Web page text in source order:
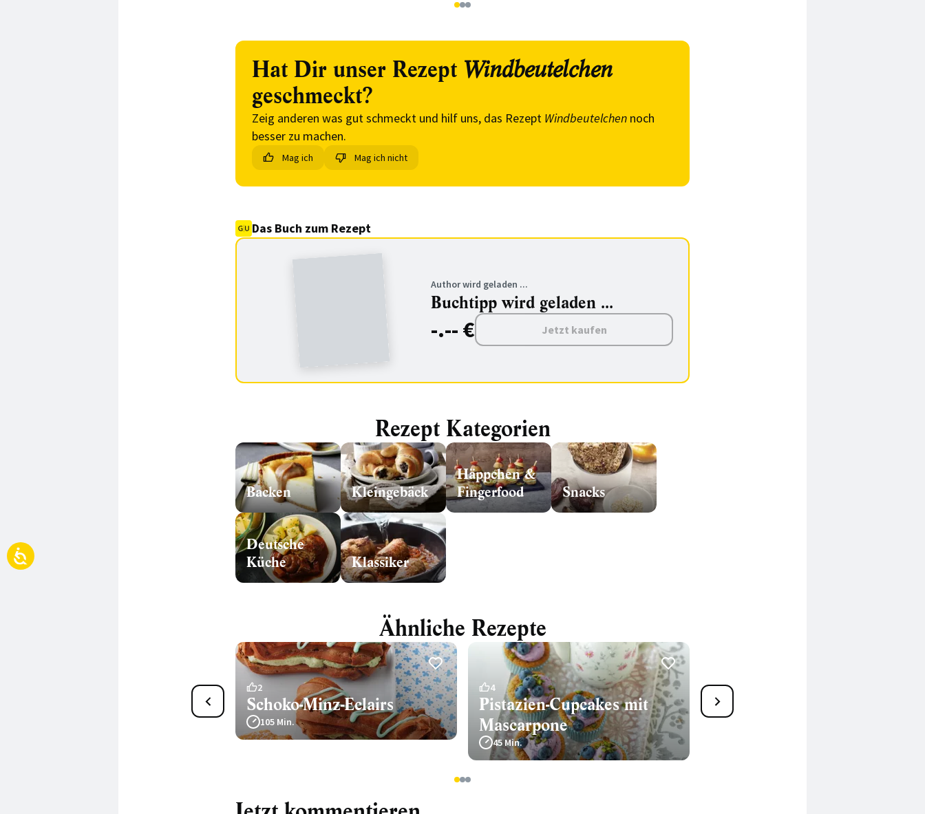
123
Hat Dir unser Rezept Windbeutelchen
geschmeckt?
Zeig anderen was gut schmeckt und hilf uns, das Rezept Windbeutelchen noch
besser zu machen.
Mag ich Mag ich nicht
Das Buch zum Rezept
Author wird geladen ...
Buchtipp wird geladen ...
-.-- € Jetzt kaufen
Rezept Kategorien
Backen Kleingebäck
Häppchen &
Fingerfood
Snacks
Deutsche
Küche
Klassiker
Ähnliche Rezepte
2
Schoko-Minz-Eclairs
105 Min.
4
Pistazien-Cupcakes mit
Mascarpone
45 Min.
6
Blümchenmuffins
65 Min.
123